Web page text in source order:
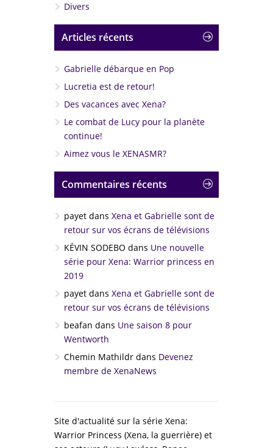
Divers
Articles récents
Gabrielle débarque en Pop
Lucretia est de retour!
Des vacances avec Xena?
Le combat de Lucy pour la planète
continue!
Aimez vous le XENASMR?
Commentaires récents
payet dans Xena et Gabrielle sont de
retour sur vos écrans de télévisions
KÉVIN SODEBO dans Une nouvelle
série pour Xena: Warrior princess en
2019
payet dans Xena et Gabrielle sont de
retour sur vos écrans de télévisions
beafan dans Une saison 8 pour
Wentworth
Chemin Mathildr dans Devenez
membre de XenaNews
Site d'actualité sur la série Xena:
Warrior Princess (Xena, la guerrière) et